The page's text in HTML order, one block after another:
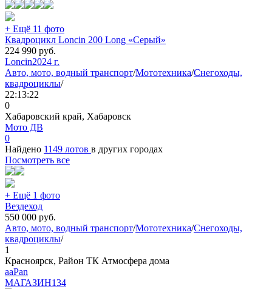
+ Ещё 11 фото
Квадроцикл Loncin 200 Long «Серый»
224 990 руб.
Loncin2024 г.
Авто, мото, водный транспорт/Мототехника/Снегоходы,
квадроциклы/
22:13:22
0
Хабаровский край, Хабаровск
Мото ДВ
0
Найдено 1149 лотов в других городах
Посмотреть все
+ Ещё 1 фото
Вездеход
550 000 руб.
Авто, мото, водный транспорт/Мототехника/Снегоходы,
квадроциклы/
1
Красноярск, Район ТК Атмосфера дома
aaPan
МАГАЗИН134